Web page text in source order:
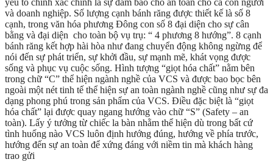
yếu tố chính xác chính là sự đảm bảo cho an toàn cho cả con người
và doanh nghiệp. Số lượng cạnh bánh răng được thiết kế là số 8
cạnh, trong văn hóa phương Đông con số 8 đại diện cho sự cân
bằng và đại diện cho toàn bộ vụ trụ: “ 4 phương 8 hướng”. 8 cạnh
bánh răng kết hợp hài hòa như đang chuyển động không ngừng để
nói đến sự phát triển, sự khởi đầu, sự mạnh mẽ, khát vọng được
sống và phục vụ cuộc sống. Hình tượng “giọt hóa chất” nằm bên
trong chữ “C” thể hiện ngành nghề của VCS và được bao bọc bên
ngoài một nét tinh tế thể hiện sự an toàn ngành nghề cũng như sự đa
dạng phong phú trong sản phẩm của VCS. Điều đặc biệt là “giọt
hóa chất” lại được quay ngang hướng vào chữ “S” (Safety – an
toàn). Lấy ý tưởng từ chiếc la bàn nhằm thể hiện dù trong bất cứ
tình huống nào VCS luôn định hướng đúng, hướng về phía trước,
hướng đến sự an toàn để xứng đáng với niềm tin mà khách hàng
trao gửi